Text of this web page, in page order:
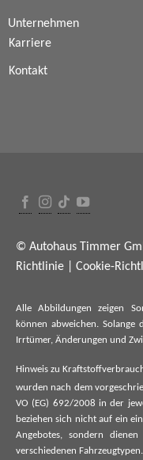
Unternehmen
Karriere
Kontakt
© Autohaus Timmer
Richtlinie
Cookie-
Alle Abbildungen zeigen
können abweichen.
Irrtümer, Änderungen und
Hinweis zu
wurden nach dem
VO (EG) 692/2008 in der
beziehen sich nicht auf ein
Angebotes, sondern
verschiedenen Fahrzeugtypen.